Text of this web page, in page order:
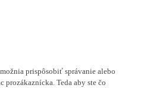
prispôsobiť správanie alebo
Teda aby ste čo